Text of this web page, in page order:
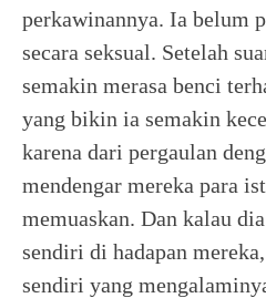
perkawinannya. Ia belum
secara seksual. Setelah
semakin merasa benci
yang bikin ia semakin
karena dari pergaulan
mendengar mereka para
memuaskan. Dan kalau
sendiri di hadapan
sendiri yang